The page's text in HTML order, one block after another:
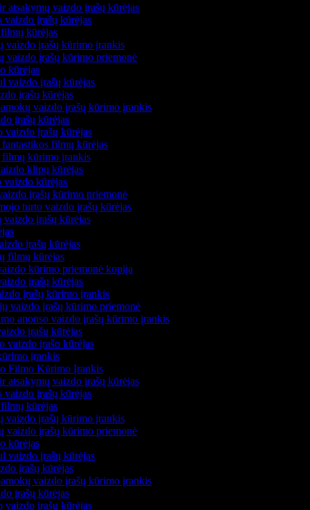
atsakymų vaizdo įrašų kūrėjas
vaizdo įrašų kūrėjas
kūrėjas
vaizdo įrašų kūrimo įrankis
vaizdo įrašų kūrimo priemonė
kūrėjas
vaizdo įrašų kūrėjas
įrašų kūrėjas
vaizdo įrašų kūrimo įrankis
įrašų kūrėjas
vaizdo įrašų kūrėjas
fantastikos filmų kūrėjas
filmų kūrimo įrankis
klipų kūrėjas
vaizdo kūrėjas
įrašų kūrimo priemonė
turto vaizdo įrašų kūrėjas
vaizdo įrašų kūrėjas
įrašų kūrėjas
filmų kūrėjas
kūrimo priemonė kopija
įrašų kūrėjas
įrašų kūrimo įrankis
vaizdo įrašų kūrimo priemonė
anonso vaizdo įrašų kūrimo įrankis
įrašų kūrėjas
vaizdo įrašo kūrėjas
įrankis
Filmo Kūrimo Įrankis
atsakymų vaizdo įrašų kūrėjas
vaizdo įrašų kūrėjas
kūrėjas
vaizdo įrašų kūrimo įrankis
vaizdo įrašų kūrimo priemonė
kūrėjas
vaizdo įrašų kūrėjas
įrašų kūrėjas
vaizdo įrašų kūrimo įrankis
įrašų kūrėjas
vaizdo įrašų kūrėjas